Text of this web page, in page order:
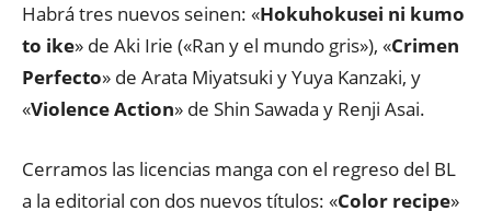
Habrá tres nuevos seinen: «Hokuhokusei ni kumo
to ike» de Aki Irie («Ran y el mundo gris»), «Crimen
Perfecto» de Arata Miyatsuki y Yuya Kanzaki, y
«Violence Action» de Shin Sawada y Renji Asai.
Cerramos las licencias manga con el regreso del BL
a la editorial con dos nuevos títulos: «Color recipe»